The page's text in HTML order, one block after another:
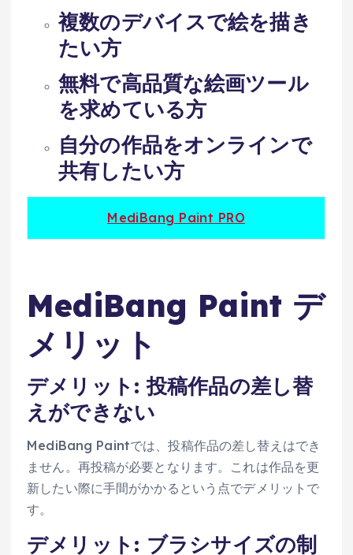
複数のデバイスで絵を描き
たい方
無料で高品質な絵画ツール
を求めている方
自分の作品をオンラインで
共有したい方
MediBang Paint PRO
MediBang Paint デ
メリット
デメリット: 投稿作品の差し替
えができない
MediBang Paintでは、投稿作品の差し替えはでき
ません。再投稿が必要となります。これは作品を更
新したい際に手間がかかるという点でデメリットで
す。
デメリット: ブラシサイズの制